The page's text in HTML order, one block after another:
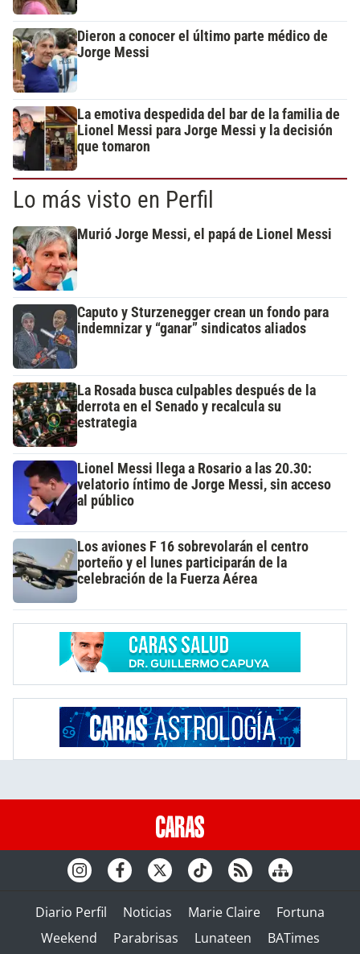
Dieron a conocer el último parte médico de
Jorge Messi
La emotiva despedida del bar de la familia de
Lionel Messi para Jorge Messi y la decisión
que tomaron
Lo más visto en Perfil
Murió Jorge Messi, el papá de Lionel Messi
Caputo y Sturzenegger crean un fondo para
indemnizar y “ganar” sindicatos aliados
La Rosada busca culpables después de la
derrota en el Senado y recalcula su
estrategia
Lionel Messi llega a Rosario a las 20.30:
velatorio íntimo de Jorge Messi, sin acceso
al público
Los aviones F 16 sobrevolarán el centro
porteño y el lunes participarán de la
celebración de la Fuerza Aérea
Diario Perfil Noticias Marie Claire
Fortuna
Weekend
Parabrisas Lunateen BATimes